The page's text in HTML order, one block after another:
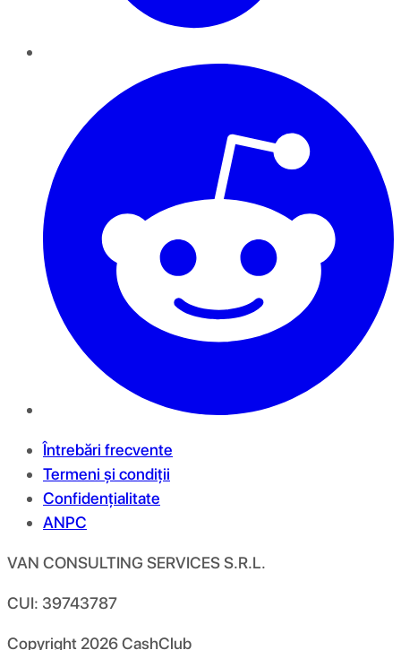
Întrebări frecvente
Termeni și condiții
Confidențialitate
ANPC
VAN CONSULTING SERVICES S.R.L.
CUI: 39743787
Copyright 2026CashClub